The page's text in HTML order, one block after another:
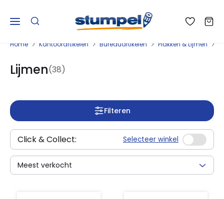
Home Kantoorartikelen Bureauartikelen Plakken & Lijmen
Lijmen(38)
Filteren
Click & Collect: Selecteer winkel
Meest verkocht